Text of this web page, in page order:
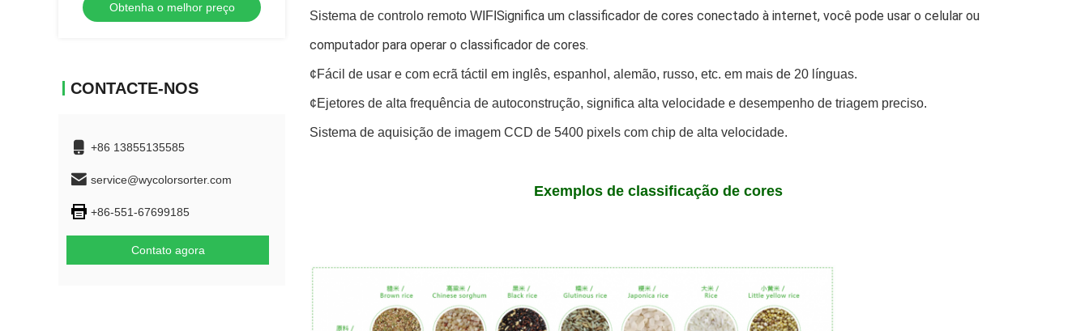
Obtenha o melhor preço
CONTACTE-NOS
+86 13855135585
service@wycolorsorter.com
+86-551-67699185
Contato agora
Sistema de controlo remoto WIFI Significa um classificador de cores conectado à internet, você pode usar o celular ou
computador para operar o classificador de cores.
¢Fácil de usar e com ecrã táctil em inglês, espanhol, alemão, russo, etc. em mais de 20 línguas.
¢Ejetores de alta frequência de autoconstrução, significa alta velocidade e desempenho de triagem preciso.
Sistema de aquisição de imagem CCD de 5400 pixels com chip de alta velocidade.
Exemplos de classificação de cores